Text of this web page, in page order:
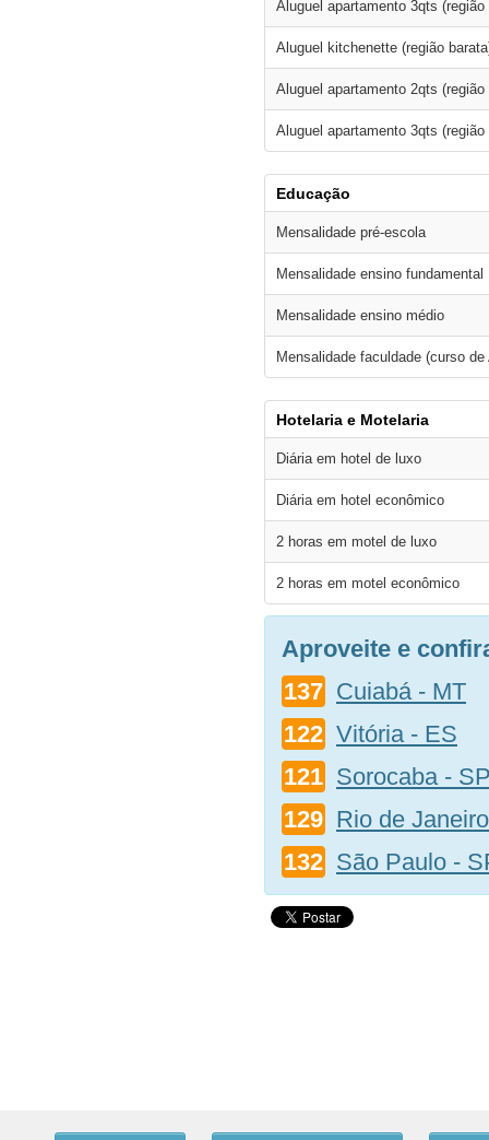
Aluguel apartamento 3qts (região
Aluguel kitchenette (região
Aluguel apartamento 2qts (região
Aluguel apartamento 3qts (região
Educação
Mensalidade pré-escola
Mensalidade ensino fundamental
Mensalidade ensino médio
Mensalidade faculdade (curso
Hotelaria e Motelaria
Diária em hotel de luxo
Diária em hotel econômico
2 horas em motel de luxo
2 horas em motel econômico
Aproveite e
137 Cuiabá - MT
122 Vitória - ES
121 Sorocaba -
129 Rio de
132 São Paulo -